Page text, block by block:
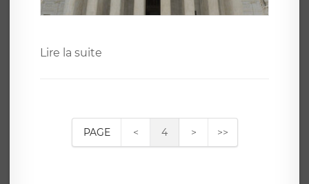
Lire la suite
PAGE < 4 > >>